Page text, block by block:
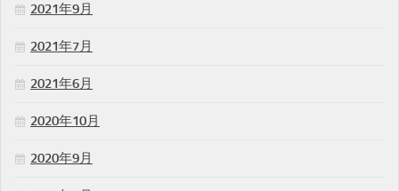
2021年9月
2021年7月
2021年6月
2020年10月
2020年9月